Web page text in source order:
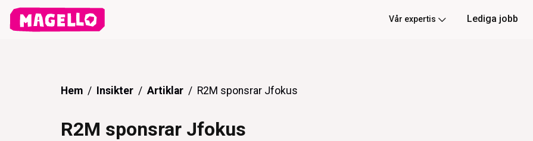
Vår expertis Lediga jobb
Hem Insikter Artiklar R2M sponsrar Jfokus
R2M sponsrar Jfokus